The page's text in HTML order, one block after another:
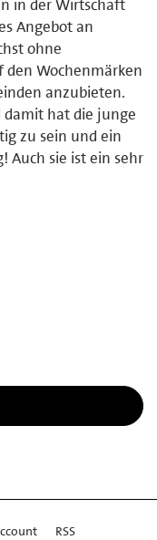
in der Wirtschaft
Angebot an
ohne
den Wochenmärken
anzubieten.
damit hat die junge
zu sein und ein
Auch sie ist ein sehr
RSS